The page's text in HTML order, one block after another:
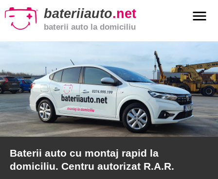
bateriiauto.net
baterii auto la domiciliu
menu
Baterii
moto
Baterii
de
camion
Baterii auto cu montaj rapid la
domiciliu. Centru autorizat R.A.R.